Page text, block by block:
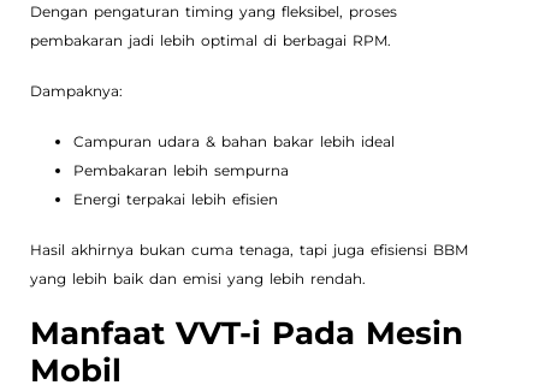
Dengan pengaturan timing yang fleksibel, proses
pembakaran jadi lebih optimal di berbagai RPM.
Dampaknya:
Campuran udara & bahan bakar lebih ideal
Pembakaran lebih sempurna
Energi terpakai lebih efisien
Hasil akhirnya bukan cuma tenaga, tapi juga efisiensi BBM
yang lebih baik dan emisi yang lebih rendah.
Manfaat VVT-i Pada Mesin
Mobil